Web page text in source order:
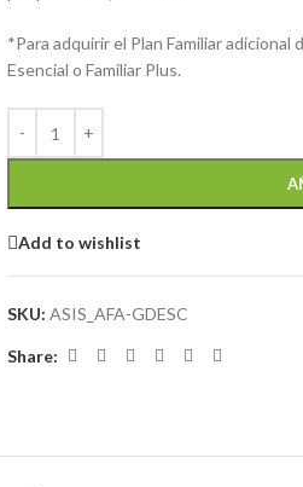
*Para adquirir el Plan Familiar
Esencial o Familiar Plus.
Add to wishlist
SKU: ASIS_AFA-GDESC
Share: